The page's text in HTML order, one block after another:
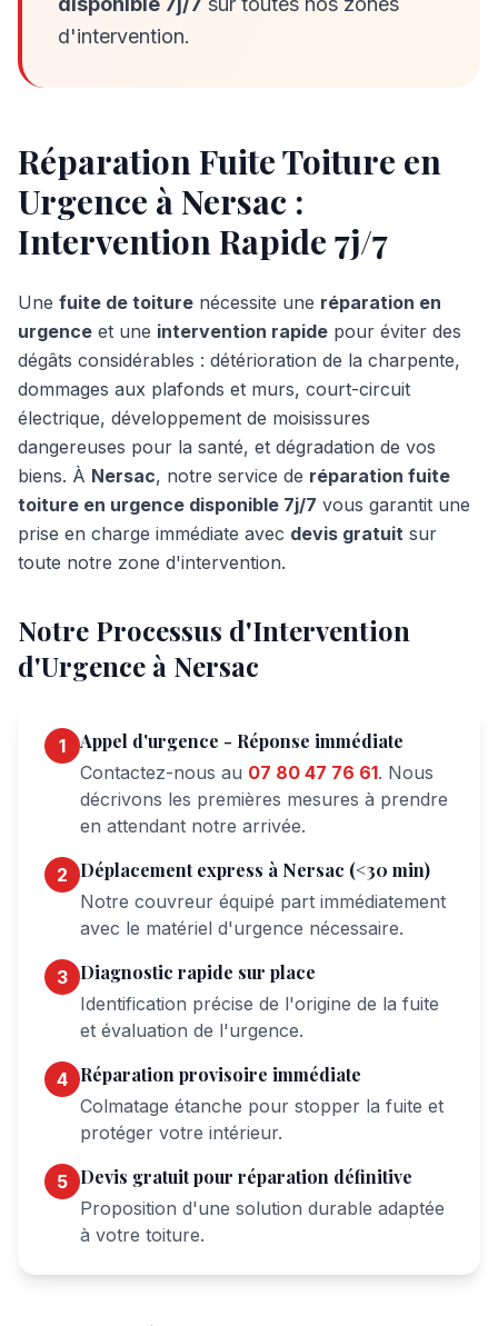
d'intervention.
Réparation Fuite Toiture en
Urgence àNersac :
Intervention Rapide 7j/7
Une fuite de toiture nécessite une réparation en
urgence et une intervention rapide pour éviter des
dégâts considérables : détérioration de la charpente,
dommages aux plafonds et murs, court-circuit
électrique, développement de moisissures
dangereuses pour la santé, et dégradation de vos
biens. À Nersac, notre service de réparation fuite
toiture en urgence disponible 7j/7 vous garantit une
prise en charge immédiate avec devis gratuit sur
toute notre zone d'intervention.
Notre Processus d'Intervention
d'Urgence à Nersac
1 Appel d'urgence - Réponse immédiate
Contactez-nous au 07 80 47 76 61. Nous
décrivons les premières mesures à prendre
en attendant notre arrivée.
2 Déplacement express à Nersac (<30 min)
Notre couvreur équipé part immédiatement
avec le matériel d'urgence nécessaire.
3 Diagnostic rapide sur place
Identification précise de l'origine de la fuite
et évaluation de l'urgence.
4 Réparation provisoire immédiate
Colmatage étanche pour stopper la fuite et
protéger votre intérieur.
5 Devis gratuit pour réparation définitive
Proposition d'une solution durable adaptée
à votre toiture.